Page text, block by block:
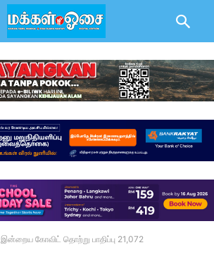
இன்றைய கோவிட் தொற்று பாதிப்பு 21,072